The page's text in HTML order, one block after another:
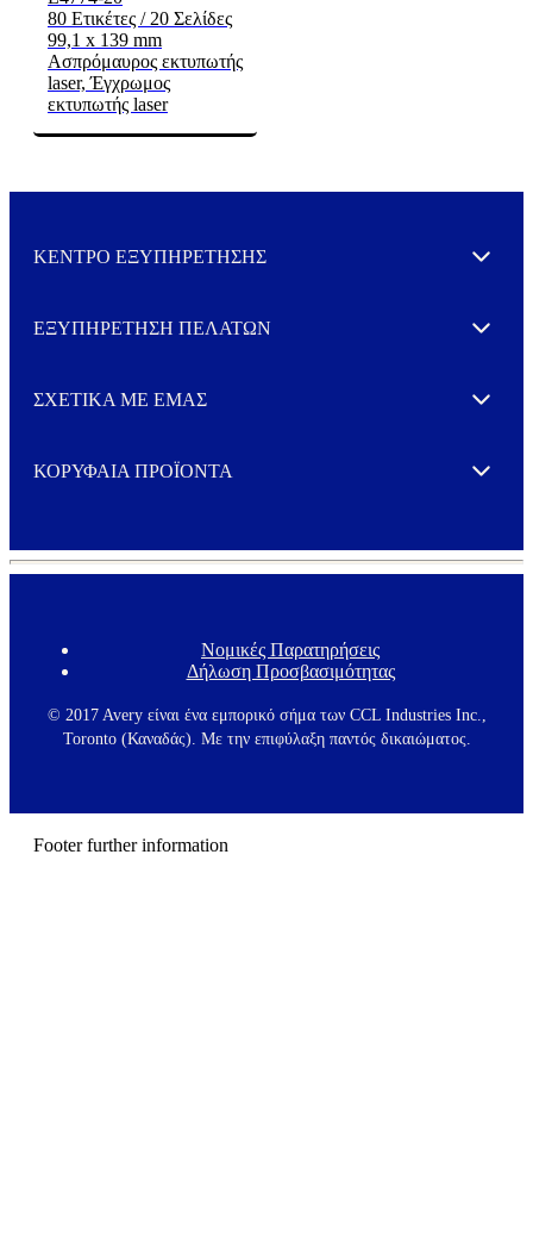
80 Ετικέτες / 20 Σελίδες
99,1 x 139 mm
Ασπρόμαυρος εκτυπωτής
laser, Έγχρωμος
εκτυπωτής laser
ΚΕΝΤΡΟ ΕΞΥΠΗΡΕΤΗΣΗΣ Expand
ΕΞΥΠΗΡΕΤΗΣΗ ΠΕΛΑΤΩΝ Expand
ΣΧΕΤΙΚΑ ΜΕ ΕΜΑΣ Expand
ΚΟΡΥΦΑΙΑ ΠΡΟΪΟΝΤΑ Expand
F
o
t
e
Νομικές Παρατηρήσεις
Δήλωση Προσβασιμότητας
© 2017 Avery είναι ένα εμπορικό σήμα των CCL Industries Inc.,
Toronto (Καναδάς). Με την επιφύλαξη παντός δικαιώματος.
Footer further information